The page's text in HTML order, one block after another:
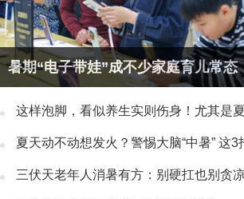
暑期“电子带娃”成不少家庭育儿常态
这样泡脚，看似养生实则伤身！尤其是
夏天动不动想发火？警惕大脑“中暑” 这3
三伏天老年人消暑有方：别硬扛也别贪凉